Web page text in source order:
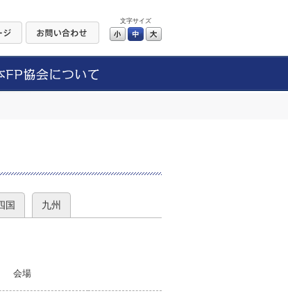
文字サイズ
小 中
国 九州
会場